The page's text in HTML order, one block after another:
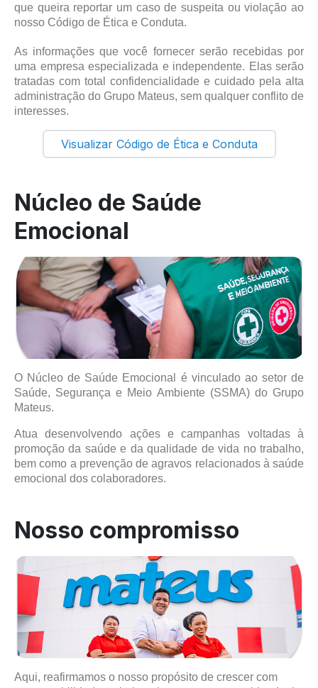
que queira reportar um caso de suspeita ou violação ao
nosso Código de Ética e Conduta.
As informações que você fornecer serão recebidas por
uma empresa especializada e independente. Elas serão
tratadas com total confidencialidade e cuidado pela alta
administração do Grupo Mateus, sem qualquer conflito de
interesses.
Visualizar Código de Ética e Conduta
Núcleo de Saúde
Emocional
O Núcleo de Saúde Emocional é vinculado ao setor de
Saúde, Segurança e Meio Ambiente (SSMA) do Grupo
Mateus.
Atua desenvolvendo ações e campanhas voltadas à
promoção da saúde e da qualidade de vida no trabalho,
bem como a prevenção de agravos relacionados à saúde
emocional dos colaboradores.
Nosso compromisso
Aqui, reafirmamos o nosso propósito de crescer com